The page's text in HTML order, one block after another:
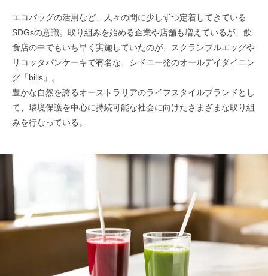
エコバッグの活用など、人々の間に少しずつ定着してきている
SDGsの意識。取り組みを始める企業や店舗も増えているが、飲
食店の中でもいち早く実施していたのが、スクランブルエッグや
リコッタパンケーキで有名な、シドニー発のオールデイダイニン
グ「bills」。
豊かな自然を誇るオーストラリアのライフスタイルブランドとし
て、環境保護を中心に持続可能な社会に向けたさまざまな取り組
みを行なっている。